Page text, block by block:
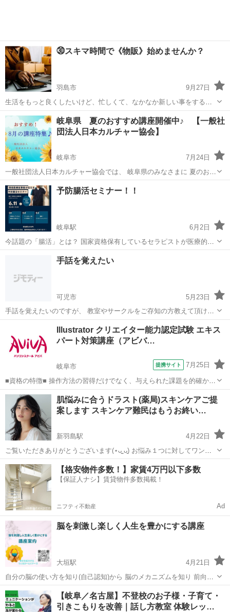
㉚スキマ時間で《物販》始めませんか？
羽島市
9月27日
生活をもっと良くしたいけど、忙しくて、なかなか新しい事をする時
間をまとまって作るのは難しい。 物販に興味あるけど、何からすれば
いいのか分からない。 そんな方におすすめな物販があります。 毎日忙
しく働く会社員の方でも 子育...
岐阜 羽島市 生活知識
岐阜県 夏のおすすめ講座開催中♪ 【一般社
団法人日本カルチャー協会】
岐阜市
7月24日
一般社団法人日本カルチャー協会では、 岐阜県のみなさまに 夏のおす
すめ講座の開催をしております。 その他、下記の様々な講座や募集も
行っておりますので、 宜しくお願い致します。 ◆【夏のおすすめ講
座】オン...
岐阜 岐阜市 生活知識 オンライン
予防腸活セミナー！！
岐阜駅
6月2日
今話題の「腸活」とは？ 国家資格保有しているセラピストが医療的目
線から腸の大切さや予防のことなどをお話しします！ さらに…！！こ
のセミナーをご参加頂いた方のみ サロンの体験を無料でご利用できま
岐阜市 岐阜駅 セラピー
手話を覚えたい
可児市
5月23日
手話を覚えたいのですが、 教室やサークルをご存知の方教えて頂けま
すか？
可児市 サークル
Illustrator クリエイター能力認定試験 エキス
パート対策講座（アビバ…
岐阜市 提携サイト 7月25日
■資格の特徴■ 操作方法の習得だけでなく、与えられた課題を的確かつ
スムーズに行う力が試されることが特長です。実践的なスキルを身に
つけることができるため、多くの方が受験されています。 ■講座の特
徴■ Illustratorク...
岐阜 岐阜市 その他
肌悩みに合うドラスト(薬局)スキンケアご提
案します スキンケア難民はもうお終い…
新羽島駅
4月22日
ご覧いただきありがとうございます(⋆ᴗ͈ˬᴗ͈) お悩み１つに対してワンコ
イン！500円です( ◜ᴗ◝ ) お肌悩みをカウンセリングし、あなたにぴった
りの商品をご提案します- ̗̀ ( ˶'ᵕ'˶) ̖́- ご提案す...
岐阜 安八郡 新羽島駅 その他 登録販売者
【格安物件多数！】家賃4万円以下多数
【保証人ナシ】賃貸物件多数掲載！
ニフティ不動産 Ad
脳を刺激し楽しく人生を豊かにする講座
大垣駅
4月21日
自分の脳の使い方を知り(自己認知)から 脳のメカニズムを知り 前向き
思考の創り方を知り自己肯定感を高め 未来思考にシフトチェンジをし
なりたい自分になりアイデンティティ確立する 4講座 大学教授監修さ
れた講座を基に作られ...
岐阜 大垣市 大垣駅 心理学 講座
【岐阜／名古屋】不登校のお子様・子育て・
引きこもりを改善｜話し方教室 体験レッ…